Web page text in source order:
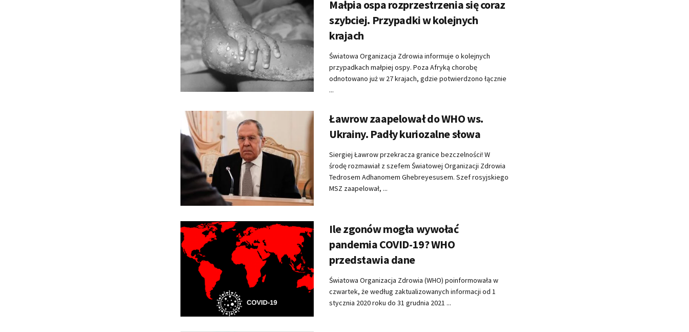
Małpia ospa rozprzestrzenia się coraz
szybciej. Przypadki w kolejnych
krajach
Światowa Organizacja Zdrowia informuje o kolejnych
przypadkach małpiej ospy. Poza Afryką chorobę
odnotowano już w 27 krajach, gdzie potwierdzono łącznie
...
Ławrow zaapelował do WHO ws.
Ukrainy. Padły kuriozalne słowa
Siergiej Ławrow przekracza granice bezczelności! W
środę rozmawiał z szefem Światowej Organizacji Zdrowia
Tedrosem Adhanomem Ghebreyesusem. Szef rosyjskiego
MSZ zaapelował, ...
Ile zgonów mogła wywołać
pandemia COVID-19? WHO
przedstawia dane
Światowa Organizacja Zdrowia (WHO) poinformowała w
czwartek, że według zaktualizowanych informacji od 1
stycznia 2020 roku do 31 grudnia 2021 ...